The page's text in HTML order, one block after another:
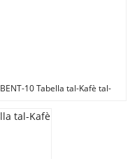
BENT-10 Tabella tal-Kafè tal-